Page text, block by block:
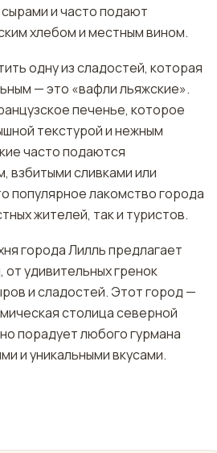
и часто подают
хлебом и местным вином.
одну из сладостей, которая
— это «вафли льяжские».
печенье, которое
текстурой и нежным
часто подаются
взбитыми сливками или
популярное лакомство города
жителей, так и туристов.
города Лилль предлагает
удивительных гренок
и сладостей. Этот город —
столица северной
порадует любого гурмана
и уникальными вкусами.